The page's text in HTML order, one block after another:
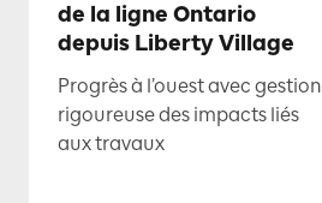
de la ligne Ontario
depuis Liberty Village
Progrès à l’ouest avec gestion
rigoureuse des impacts liés
aux travaux